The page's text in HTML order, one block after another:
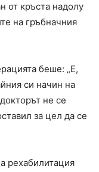
от кръста надолу
на гръбначния
беше: „Е,
си начин на
не се
за цел да се
рехабилитация